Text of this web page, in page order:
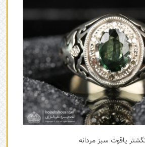
یاقوت سبز مردانه